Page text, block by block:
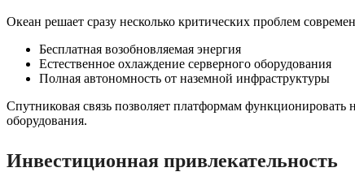
Океан решает сразу несколько критических проблем
Бесплатная возобновляемая энергия
Естественное охлаждение серверного оборудования
Полная автономность от наземной инфраструктуры
Спутниковая связь позволяет платформам функционировать
оборудования.
Инвестиционная привлекательность